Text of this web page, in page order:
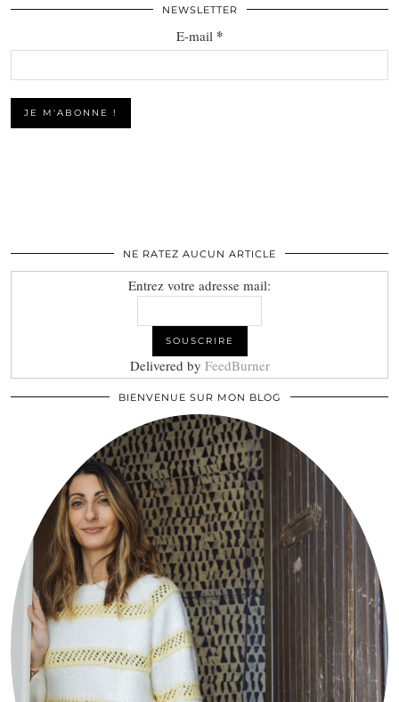
NEWSLETTER
E-mail *
NE RATEZ AUCUN ARTICLE
Entrez votre adresse mail:
Delivered by FeedBurner
BIENVENUE SUR MON BLOG